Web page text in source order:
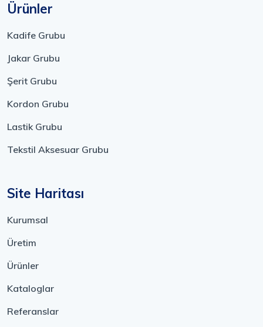
Ürünler
Kadife Grubu
Jakar Grubu
Şerit Grubu
Kordon Grubu
Lastik Grubu
Tekstil Aksesuar Grubu
Site Haritası
Kurumsal
Üretim
Ürünler
Kataloglar
Referanslar